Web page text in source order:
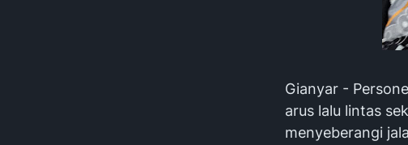
Gianyar -
arus lalu lintas
menyeberangi